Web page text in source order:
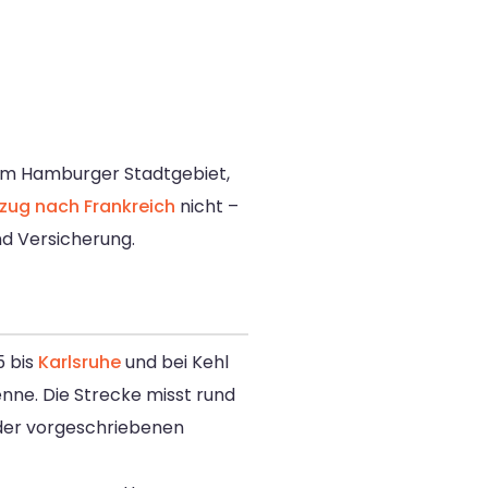
Hamburger Stadtgebiet,
nach Frankreich nicht –
Versicherung.
bis Karlsruheund bei Kehl
Die Strecke misst rund
vorgeschriebenen